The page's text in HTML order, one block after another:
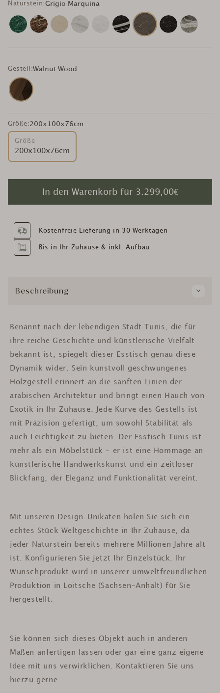
Naturstein:Grigio Marquina
Gestell:Walnut Wood
Größe:200x100x76cm
Größe
200x100x76cm
In den Warenkorb für 3.299,00€
Kostenfreie Lieferung in 30 Werktagen
Bis in Ihr Zuhause & inkl. Aufbau
Beschreibung
Benannt nach der lebendigen Stadt Tunis, die für
ihre reiche Geschichte und künstlerische Vielfalt
bekannt ist, spiegelt dieser Esstisch genau diese
Dynamik wider. Sein kunstvoll geschwungenes
Holzgestell erinnert an die sanften Linien der
arabischen Architektur und bringt einen Hauch von
Exotik in Ihr Zuhause. Jede Kurve des Gestells ist
mit Präzision gefertigt, um sowohl Stabilität als
auch Leichtigkeit zu bieten. Der Esstisch Tunis ist
mehr als ein Möbelstück – er ist eine Hommage an
künstlerische Handwerkskunst und ein zeitloser
Blickfang, der Eleganz und Funktionalität vereint.
Mit unseren Design-Unikaten holen Sie sich ein
echtes Stück Weltgeschichte in Ihr Zuhause, da
jeder Naturstein bereits mehrere Millionen Jahre alt
ist.
Konfigurieren Sie jetzt Ihr Einzelstück. Ihr
Wunschprodukt wird in unserer umweltfreundlichen
Produktion in Loitsche (Sachsen-Anhalt) für Sie
hergestellt.
Sie können sich dieses Objekt auch in anderen
Maßen anfertigen lassen oder gar eine ganz eigene
Idee mit uns verwirklichen. Kontaktieren Sie uns
hierzu gerne.